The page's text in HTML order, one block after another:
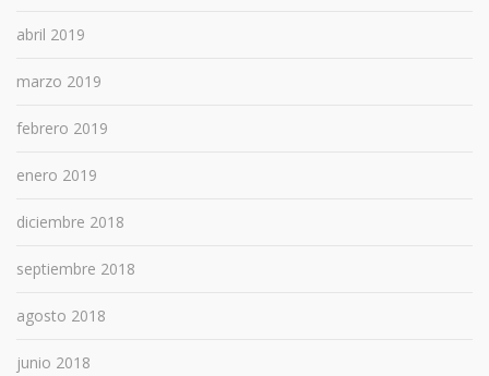
abril 2019
marzo 2019
febrero 2019
enero 2019
diciembre 2018
septiembre 2018
agosto 2018
junio 2018